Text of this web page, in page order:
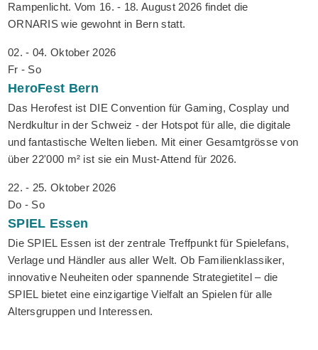
Rampenlicht. Vom 16. - 18. August 2026 findet die
ORNARIS wie gewohnt in Bern statt.
02. - 04. Oktober 2026
Fr - So
HeroFest Bern
Das Herofest ist DIE Convention für Gaming, Cosplay und
Nerdkultur in der Schweiz - der Hotspot für alle, die digitale
und fantastische Welten lieben. Mit einer Gesamtgrösse von
über 22'000 m² ist sie ein Must-Attend für 2026.
22. - 25. Oktober 2026
Do - So
SPIEL Essen
Die SPIEL Essen ist der zentrale Treffpunkt für Spielefans,
Verlage und Händler aus aller Welt. Ob Familienklassiker,
innovative Neuheiten oder spannende Strategietitel – die
SPIEL bietet eine einzigartige Vielfalt an Spielen für alle
Altersgruppen und Interessen.